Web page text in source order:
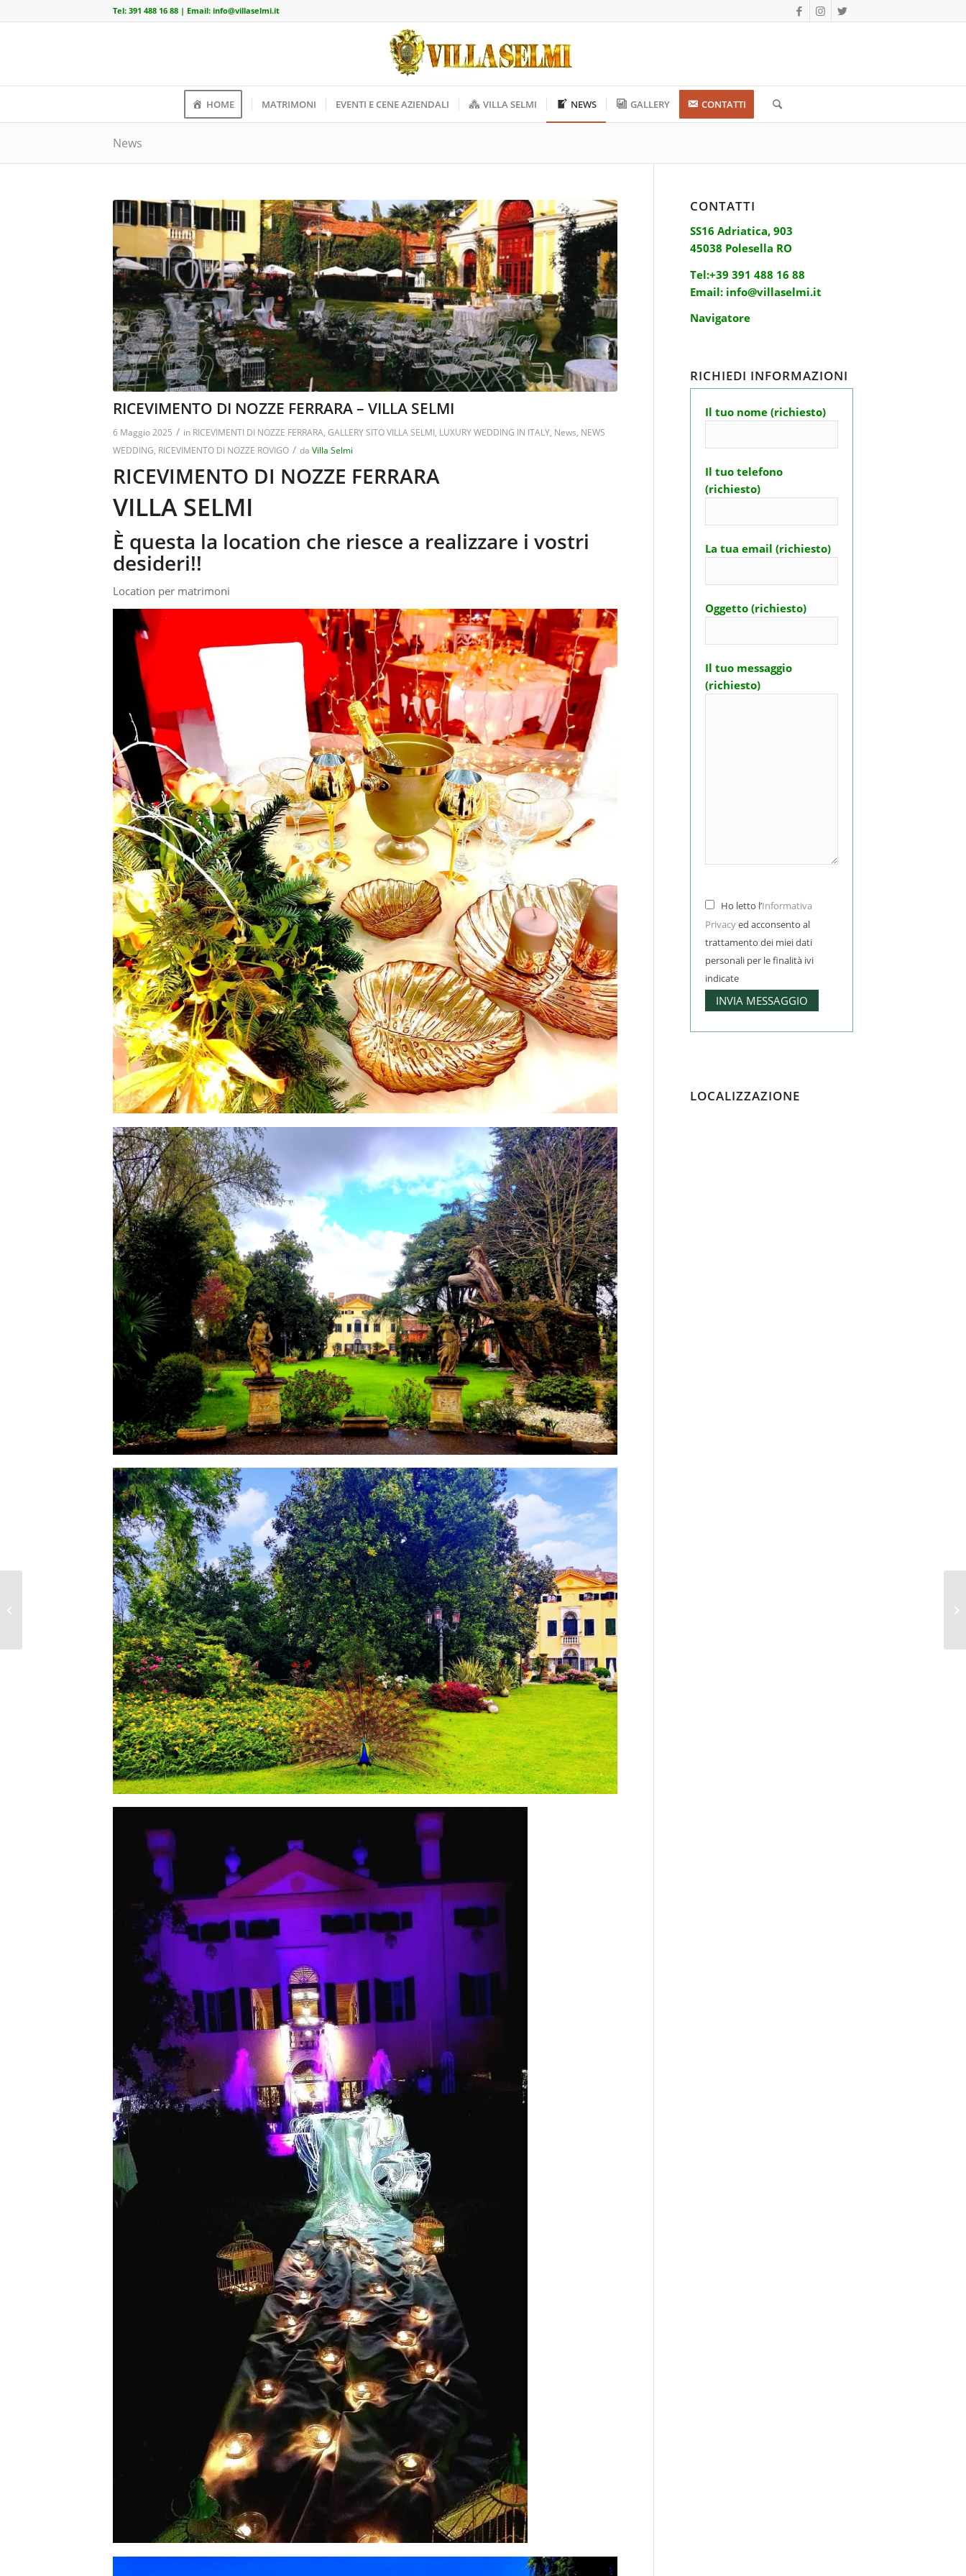
Tel: 391 488 16 88 | Email: info@villaselmi.it
HOME MATRIMONI EVENTI E CENE AZIENDALI VILLA SELMI NEWS GALLERY CONTATTI
News
RICEVIMENTO DI NOZZE FERRARA – VILLA SELMI
6 Maggio 2025 / in RICEVIMENTI DI NOZZE FERRARA, GALLERY SITO VILLA SELMI, LUXURY WEDDING IN ITALY, News, NEWS
WEDDING, RICEVIMENTO DI NOZZE ROVIGO / da Villa Selmi
RICEVIMENTO DI NOZZE FERRARA
VILLA SELMI
È questa la location che riesce a realizzare i vostri
desideri!!
Location per matrimoni
CONTATTI
SS16 Adriatica, 903
45038 Polesella RO
Tel:+39 391 488 16 88
Email: info@villaselmi.it
Navigatore
RICHIEDI INFORMAZIONI
Il tuo nome (richiesto)
Il tuo telefono
(richiesto)
La tua email (richiesto)
Oggetto (richiesto)
Il tuo messaggio
(richiesto)
Ho letto l’Informativa
Privacyed acconsento al
trattamento dei miei dati
personali per le finalità ivi
indicate
LOCALIZZAZIONE
RICERCHE CORRELATE: